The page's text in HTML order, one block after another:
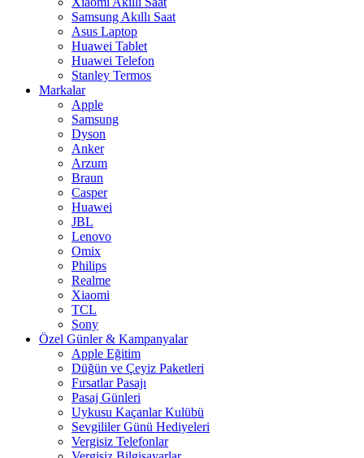
Samsung Akıllı Saat
Asus Laptop
Huawei Tablet
Huawei Telefon
Stanley Termos
Markalar
Apple
Samsung
Dyson
Anker
Arzum
Braun
Casper
Huawei
JBL
Lenovo
Omix
Philips
Realme
Xiaomi
TCL
Sony
Özel Günler & Kampanyalar
Apple Eğitim
Düğün ve Çeyiz Paketleri
Fırsatlar Pasajı
Pasaj Günleri
Uykusu Kaçanlar Kulübü
Sevgililer Günü Hediyeleri
Vergisiz Telefonlar